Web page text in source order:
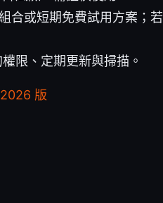
合或短期免費試用方案；若
限、定期更新與掃描。
版